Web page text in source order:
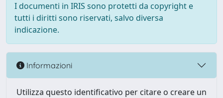
I documenti in IRIS sono protetti da copyright e
tutti i diritti sono riservati, salvo diversa
indicazione.
Informazioni
Utilizza questo identificativo per citare o creare un